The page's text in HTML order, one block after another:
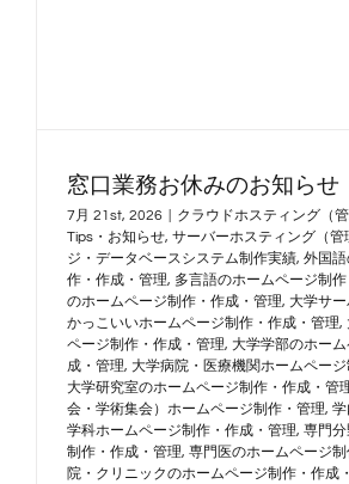
窓口業務お休みのお知らせ
7月 21st, 2026 クラウドホスティング（管
Tips・お知らせ, サーバーホスティング（管
ジ・データベースシステム制作実績, 外国語
作・作成・管理, 多言語のホームページ制
のホームページ制作・作成・管理, 大学サー
かっこいいホームページ制作・作成・管理,
ページ制作・作成・管理, 大学学部のホー
成・管理, 大学病院・医療機関ホームペー
大学研究室のホームページ制作・作成・管
会・学術集会）ホームページ制作・管理, 学
学科ホームページ制作・作成・管理, 専門
制作・作成・管理, 専門医のホームページ
院・クリニックのホームページ制作・作成